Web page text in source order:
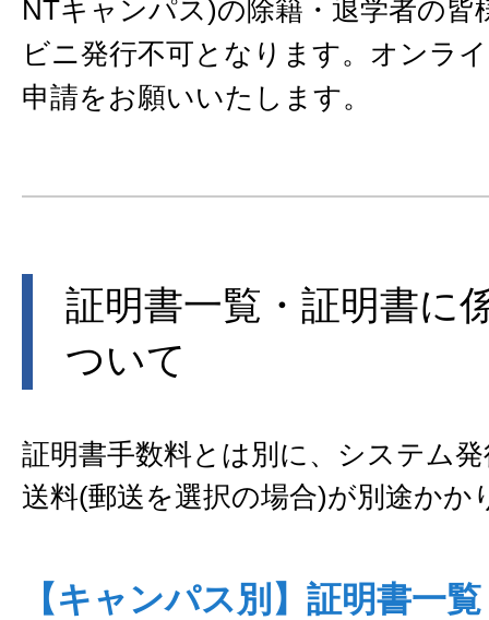
NTキャンパス)の除籍・退学者の皆
ビニ発行不可となります。オンラ
申請をお願いいたします。
証明書一覧・証明書に
ついて
証明書手数料とは別に、システム
送料(郵送を選択の場合)が別途かか
【キャンパス別】証明書一